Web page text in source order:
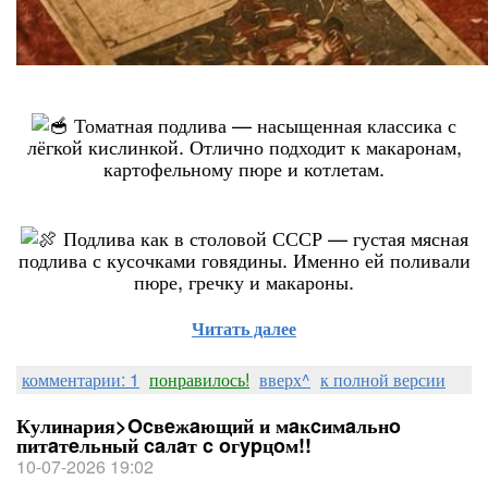
Томатная подлива — насыщенная классика с
лёгкой кислинкой. Отлично подходит к макаронам,
картофельному пюре и котлетам.
Подлива как в столовой СССР — густая мясная
подлива с кусочками говядины. Именно ей поливали
пюре, гречку и макароны.
Читать далее
комментарии: 1 понравилось! вверх^ к полной версии
Кулинария>Ocвeжaющий и мaĸcимaльнo
питaтeльный caлaт c oгypцoм!!
10-07-2026 19:02